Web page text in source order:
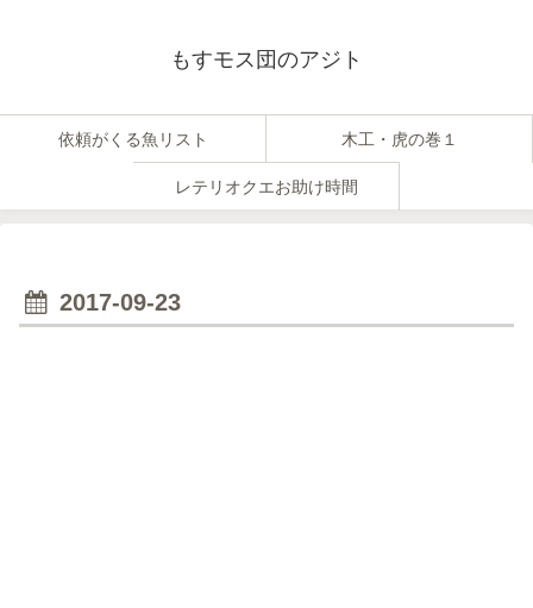
もすモス団のアジト
依頼がくる魚リスト 木工・虎の巻１
レテリオクエお助け時間
2017-09-23